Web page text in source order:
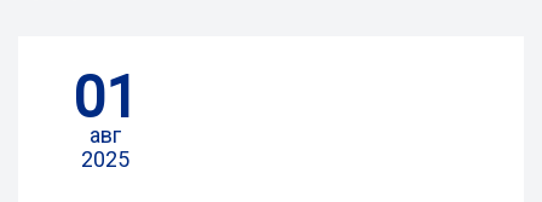
01
авг
2025